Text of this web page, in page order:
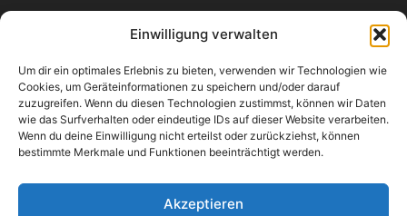
Einwilligung verwalten
Um dir ein optimales Erlebnis zu bieten, verwenden wir Technologien wie
Cookies, um Geräteinformationen zu speichern und/oder darauf
zuzugreifen. Wenn du diesen Technologien zustimmst, können wir Daten
wie das Surfverhalten oder eindeutige IDs auf dieser Website verarbeiten.
Wenn du deine Einwilligung nicht erteilst oder zurückziehst, können
bestimmte Merkmale und Funktionen beeinträchtigt werden.
Akzeptieren
Datenschutzerklärung
Hilfe
Wann ist mein Foto online?